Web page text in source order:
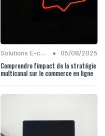
Solutions E-commerce • 05/08/2025
Comprendre l'impact de la stratégie
multicanal sur le commerce en ligne